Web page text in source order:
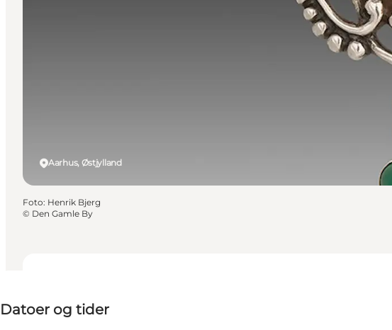
Datoer og tider
Besøg hjemmeside
Aarhus, Østjylland
Foto: Henrik Bjerg
© Den Gamle By